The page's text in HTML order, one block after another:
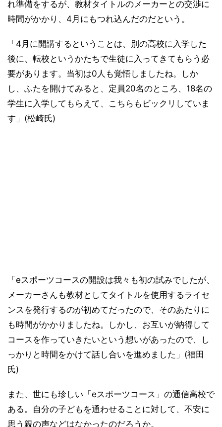
れ準備をするが、教材タイトルのメーカーとの交渉に
時間がかかり、4月にもつれ込んだのだという。
「4月に開講するということは、別の高校に入学した
後に、転校というかたちで生徒に入ってきてもらう必
要があります。当初は0人も覚悟しましたね。しか
し、ふたを開けてみると、定員20名のところ、18名の
学生に入学してもらえて、こちらもビックリしていま
す」(松崎氏)
「eスポーツコースの開設は我々も初の試みでしたが、
メーカーさんも教材としてタイトルを使用するライセ
ンスを発行するのが初めてだったので、そのあたりに
も時間がかかりましたね。しかし、お互いが納得して
コースを作っていきたいという想いがあったので、し
っかりと時間をかけて話し合いを進めました」(福田
氏)
また、世にも珍しい「eスポーツコース」の通信高校で
ある。自分の子どもを通わせることに対して、不安に
思う親の声などはなかったのだろうか。